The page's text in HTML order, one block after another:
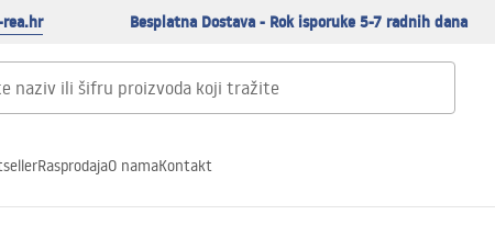
Besplatna Dostava - Rok isporuke 5-7 radnih dana
RasprodajaO namaKontakt